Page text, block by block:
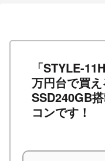
「STYLE-
万円台で買
SSD240GB
コンです！